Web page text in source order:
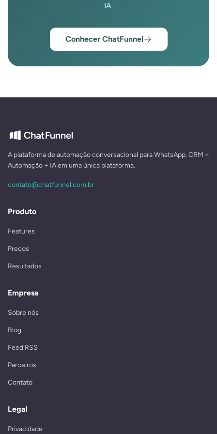
IA.
Conhecer ChatFunnel
A plataforma de automação conversacional para WhatsApp. CRM +
Automação + IA em uma única plataforma.
contato@chatfunnel.com.br
Produto
Features
Preços
Resultados
Empresa
Sobre nós
Blog
Feed RSS
Parceiros
Contato
Legal
Privacidade